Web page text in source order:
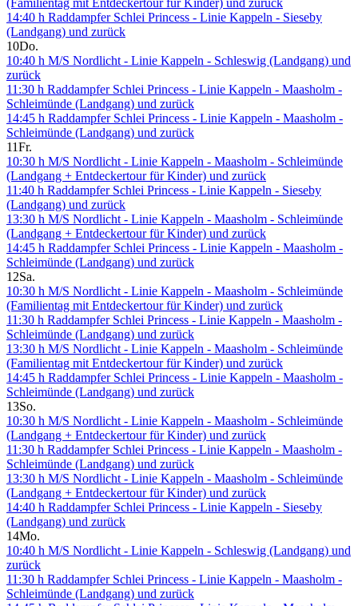
(Familientag mit Entdeckertour für Kinder) und zurück
14:40 h Raddampfer Schlei Princess - Linie Kappeln - Sieseby
(Landgang) und zurück
10Do.
10:40 h M/S Nordlicht - Linie Kappeln - Schleswig (Landgang) und
zurück
11:30 h Raddampfer Schlei Princess - Linie Kappeln - Maasholm -
Schleimünde (Landgang) und zurück
14:45 h Raddampfer Schlei Princess - Linie Kappeln - Maasholm -
Schleimünde (Landgang) und zurück
11Fr.
10:30 h M/S Nordlicht - Linie Kappeln - Maasholm - Schleimünde
(Landgang + Entdeckertour für Kinder) und zurück
11:40 h Raddampfer Schlei Princess - Linie Kappeln - Sieseby
(Landgang) und zurück
13:30 h M/S Nordlicht - Linie Kappeln - Maasholm - Schleimünde
(Landgang + Entdeckertour für Kinder) und zurück
14:45 h Raddampfer Schlei Princess - Linie Kappeln - Maasholm -
Schleimünde (Landgang) und zurück
12Sa.
10:30 h M/S Nordlicht - Linie Kappeln - Maasholm - Schleimünde
(Familientag mit Entdeckertour für Kinder) und zurück
11:30 h Raddampfer Schlei Princess - Linie Kappeln - Maasholm -
Schleimünde (Landgang) und zurück
13:30 h M/S Nordlicht - Linie Kappeln - Maasholm - Schleimünde
(Familientag mit Entdeckertour für Kinder) und zurück
14:45 h Raddampfer Schlei Princess - Linie Kappeln - Maasholm -
Schleimünde (Landgang) und zurück
13So.
10:30 h M/S Nordlicht - Linie Kappeln - Maasholm - Schleimünde
(Landgang + Entdeckertour für Kinder) und zurück
11:30 h Raddampfer Schlei Princess - Linie Kappeln - Maasholm -
Schleimünde (Landgang) und zurück
13:30 h M/S Nordlicht - Linie Kappeln - Maasholm - Schleimünde
(Landgang + Entdeckertour für Kinder) und zurück
14:40 h Raddampfer Schlei Princess - Linie Kappeln - Sieseby
(Landgang) und zurück
14Mo.
10:40 h M/S Nordlicht - Linie Kappeln - Schleswig (Landgang) und
zurück
11:30 h Raddampfer Schlei Princess - Linie Kappeln - Maasholm -
Schleimünde (Landgang) und zurück